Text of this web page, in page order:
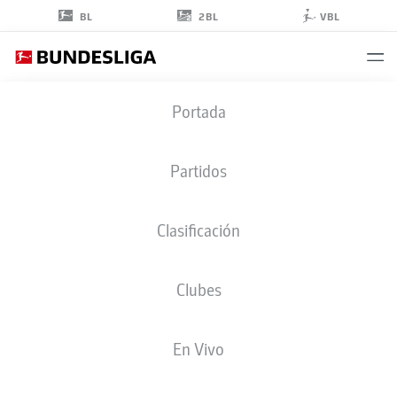
BL 2BL VBL
Portada
Partidos
Clasificación
Clubes
En Vivo
BORUSSIA MÖNCHENGLADBACH